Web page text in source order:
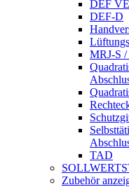
DEF
DEF-D
MRJ-S
TAD
Zubehör